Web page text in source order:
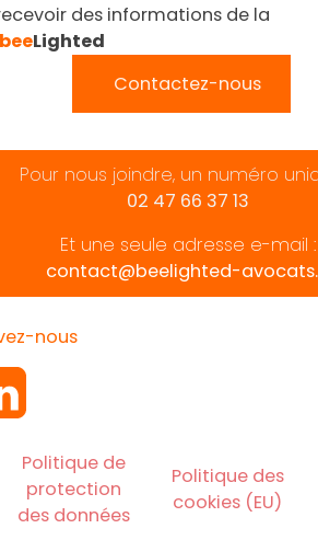
des informations de la
beeLighted
Contactez-nous
Pour nous joindre, un numéro
02 47 66 37 13
Et une seule adresse e-mail :
contact@beelighted-
nous
Politique de
protection
des données
Politique des
cookies (EU)